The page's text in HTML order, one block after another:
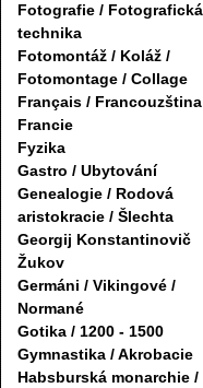
Fotografie / Fotografická
technika
Fotomontáž / Koláž /
Fotomontage / Collage
Français /
Francie
Fyzika
Gastro / Ubytování
Genealogie / Rodová
aristokracie / Šlechta
Georgij Konstantinovič
Žukov
Germáni / Vikingové /
Normané
Gotika / 1200 - 1500
Gymnastika / Akrobacie
Habsburská monarchie /